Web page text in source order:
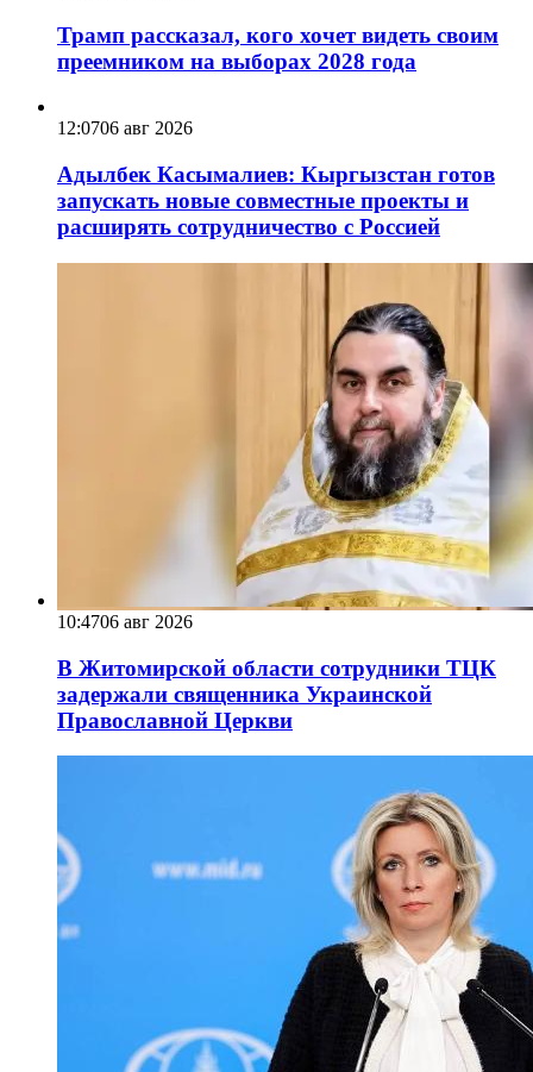
Трамп рассказал, кого хочет видеть своим
преемником на выборах 2028 года
12:0706 авг 2026
Адылбек Касымалиев: Кыргызстан готов
запускать новые совместные проекты и
расширять сотрудничество с Россией
10:4706 авг 2026
В Житомирской области сотрудники ТЦК
задержали священника Украинской
Православной Церкви